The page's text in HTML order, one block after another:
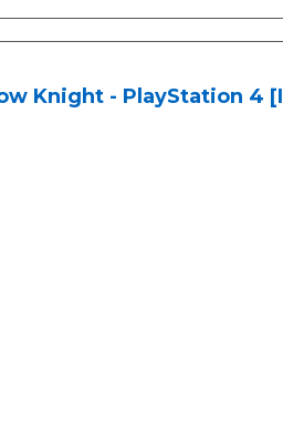
Knight - PlayStation 4